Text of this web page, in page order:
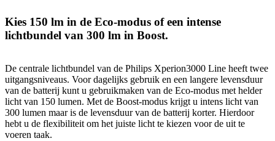
Kies 150 lm in de Eco-modus of een intense
lichtbundel van 300 lm in Boost.
De centrale lichtbundel van de Philips Xperion3000 Line heeft twee
uitgangsniveaus. Voor dagelijks gebruik en een langere levensduur
van de batterij kunt u gebruikmaken van de Eco-modus met helder
licht van 150 lumen. Met de Boost-modus krijgt u intens licht van
300 lumen maar is de levensduur van de batterij korter. Hierdoor
hebt u de flexibiliteit om het juiste licht te kiezen voor de uit te
voeren taak.